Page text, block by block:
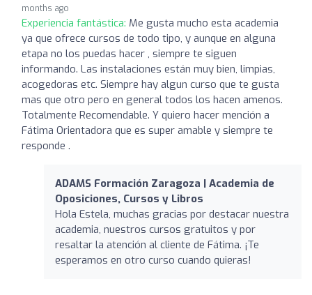
months ago
Experiencia fantástica: Me gusta mucho esta academia
ya que ofrece cursos de todo tipo, y aunque en alguna
etapa no los puedas hacer , siempre te siguen
informando. Las instalaciones están muy bien, limpias,
acogedoras etc. Siempre hay algun curso que te gusta
mas que otro pero en general todos los hacen amenos.
Totalmente Recomendable. Y quiero hacer mención a
Fátima Orientadora que es super amable y siempre te
responde .
ADAMS Formación Zaragoza | Academia de
Oposiciones, Cursos y Libros
Hola Estela, muchas gracias por destacar nuestra
academia, nuestros cursos gratuitos y por
resaltar la atención al cliente de Fátima. ¡Te
esperamos en otro curso cuando quieras!